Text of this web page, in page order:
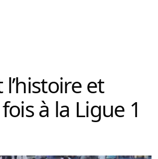
et
à la Ligue 1